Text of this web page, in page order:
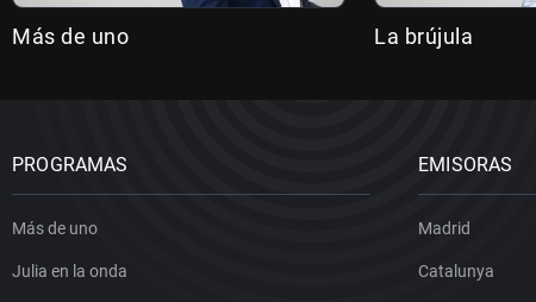
Más de uno La brújula
PROGRAMAS
Más de uno
Julia en la onda
EMISORAS
Madrid
Catalunya